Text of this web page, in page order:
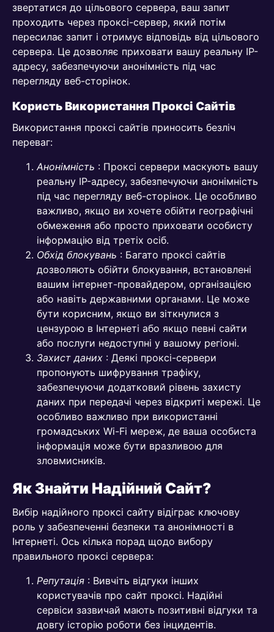
звертатися до цільового сервера, ваш запит
проходить через проксі-сервер, який потім
пересилає запит і отримує відповідь від цільового
сервера. Це дозволяє приховати вашу реальну IP-
адресу, забезпечуючи анонімність під час
перегляду веб-сторінок.
Користь Використання Проксі Сайтів
Використання проксі сайтів приносить безліч
переваг:
Анонімність : Проксі сервери маскують вашу
реальну IP-адресу, забезпечуючи анонімність
під час перегляду веб-сторінок. Це особливо
важливо, якщо ви хочете обійти географічні
обмеження або просто приховати особисту
інформацію від третіх осіб.
Обхід блокувань : Багато проксі сайтів
дозволяють обійти блокування, встановлені
вашим інтернет-провайдером, організацією
або навіть державними органами. Це може
бути корисним, якщо ви зіткнулися з
цензурою в Інтернеті або якщо певні сайти
або послуги недоступні у вашому регіоні.
Захист даних : Деякі проксі-сервери
пропонують шифрування трафіку,
забезпечуючи додатковий рівень захисту
даних при передачі через відкриті мережі. Це
особливо важливо при використанні
громадських Wi-Fi мереж, де ваша особиста
інформація може бути вразливою для
зловмисників.
Як Знайти Надійний Сайт?
Вибір надійного проксі сайту відіграє ключову
роль у забезпеченні безпеки та анонімності в
Інтернеті. Ось кілька порад щодо вибору
правильного проксі сервера:
Репутація : Вивчіть відгуки інших
користувачів про сайт проксі. Надійні
сервіси зазвичай мають позитивні відгуки та
довгу історію роботи без інцидентів.